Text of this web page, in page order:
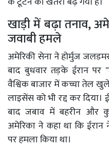
खाड़ी में बढ़ा तनाव,
जवाबी हमले
अमेरिकी सेना ने होर्मुज
बाद बुधवार तड़के ईरान पर
वैश्विक बाजार में कच्चा तेल
लाइसेंस को भी रद्द कर दिया।
बाद जबाव में बहरीन और
अमेरिका ने कहा था कि
पर हमला किया था।